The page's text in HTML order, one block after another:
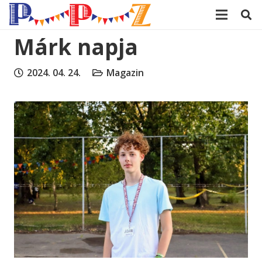
Márk napja
2024. 04. 24. Magazin
modal-check